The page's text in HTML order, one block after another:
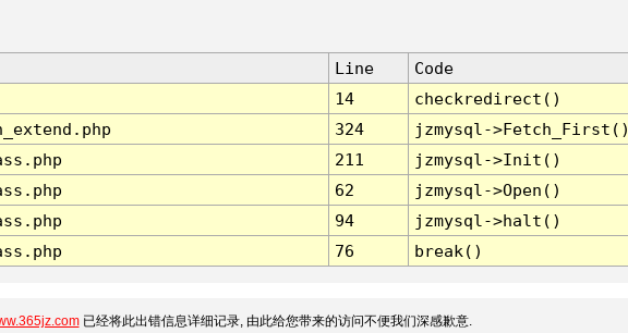
Line
Code
14
checkredirect()
324
jzmysql-
211
jzmysql->Init()
62
jzmysql->Open()
94
jzmysql->halt()
76 break()
已经将此出错信息详细记录, 由此给您带来的访问不便我们深感歉意.